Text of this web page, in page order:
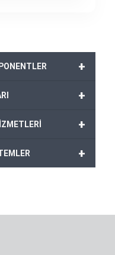
+
+
+
+